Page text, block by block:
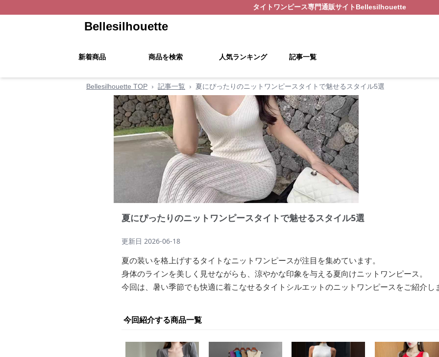
タイトワンピース専門通販サイト Bellesilhouette
Bellesilhouette
新着商品 商品を検索 人気ランキング 記事一覧
Bellesilhouette TOP › 記事一覧 › 夏にぴったりのニットワンピースタイトで魅せるスタイル5選
夏にぴったりのニットワンピースタイトで魅せるスタイル5選
更新日 2026-06-18
夏の装いを格上げするタイトなニットワンピースが注目を集めています。
身体のラインを美しく見せながらも、涼やかな印象を与える夏向けニットワンピース。
今回は、暑い季節でも快適に着こなせるタイトシルエットのニットワンピースをご紹介し
今回紹介する商品一覧